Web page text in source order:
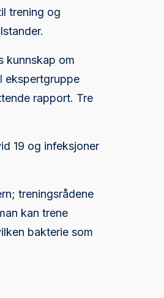
trening og
kunnskap om
ekspertgruppe
rapport. Tre
19 og infeksjoner
treningsrådene
kan trene
bakterie som